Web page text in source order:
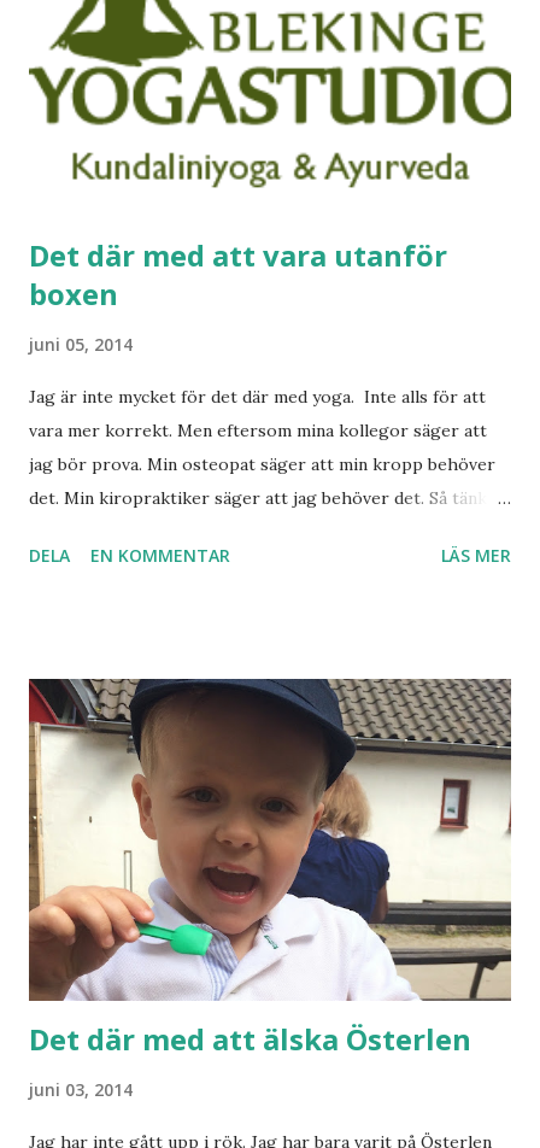
Det där med att vara utanför
boxen
juni 05, 2014
Jag är inte mycket för det där med yoga. Inte alls för att
vara mer korrekt. Men eftersom mina kollegor säger att
jag bör prova. Min osteopat säger att min kropp behöver
det. Min kiropraktiker säger att jag behöver det. Så tänkte
heldags workshop! "Skapa balans inom dig med hjälp av
dit med så öppet sinne som möjligt. Lite annorlunda twist i
livet.
DELA EN KOMMENTAR LÄS MER
Det där med att älska Österlen
juni 03, 2014
Jag har inte gått upp i rök. Jag har bara varit på Österlen